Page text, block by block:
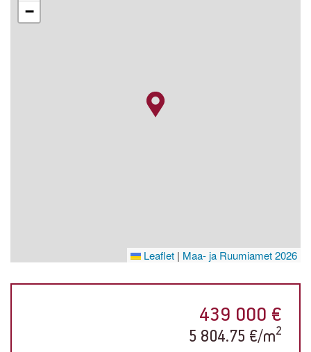
−
Leaflet | Maa- ja Ruumiamet 2026
439 000 €
5 804.75 €/m2